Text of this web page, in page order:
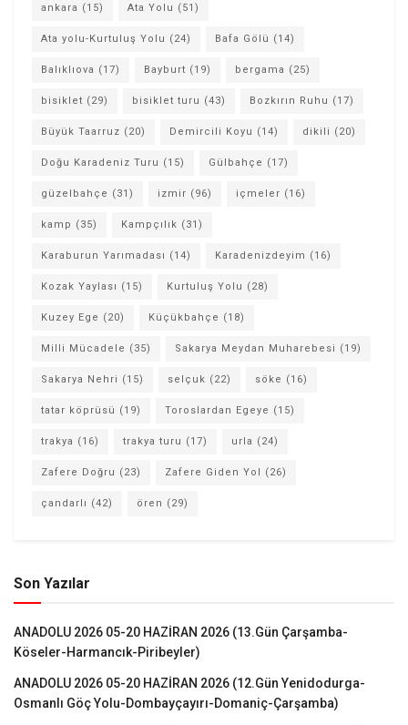
ankara (15) Ata Yolu (51)
Ata yolu-Kurtuluş Yolu (24) Bafa Gölü (14)
Balıklıova (17) Bayburt (19) bergama (25)
bisiklet (29) bisiklet turu (43) Bozkırın Ruhu (17)
Büyük Taarruz (20) Demircili Koyu (14) dikili (20)
Doğu Karadeniz Turu (15) Gülbahçe (17)
güzelbahçe (31) izmir (96) içmeler (16)
kamp (35) Kampçılık (31)
Karaburun Yarımadası (14) Karadenizdeyim (16)
Kozak Yaylası (15) Kurtuluş Yolu (28)
Kuzey Ege (20) Küçükbahçe (18)
Milli Mücadele (35) Sakarya Meydan Muharebesi (19)
Sakarya Nehri (15) selçuk (22) söke (16)
tatar köprüsü (19) Toroslardan Egeye (15)
trakya (16) trakya turu (17) urla (24)
Zafere Doğru (23) Zafere Giden Yol (26)
çandarlı (42) ören (29)
Son Yazılar
ANADOLU 2026 05-20 HAZİRAN 2026 (13.Gün Çarşamba-
Köseler-Harmancık-Piribeyler)
ANADOLU 2026 05-20 HAZİRAN 2026 (12.Gün Yenidodurga-
Osmanlı Göç Yolu-Dombayçayırı-Domaniç-Çarşamba)